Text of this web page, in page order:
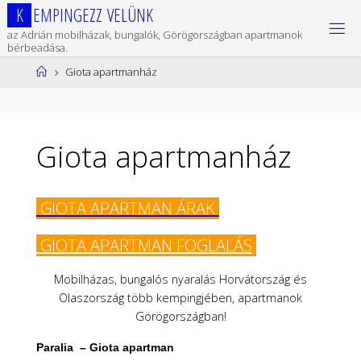
Ugrás
tartalomhoz
K EMPINGEZZ VELÜNK
az Adrián mobilházak, bungalók, Görögországban apartmanok
bérbeadása.
Kezdőlap
Giota apartmanház
Giota apartmanház
GIOTA APARTMAN ÁRAK
GIOTA APARTMAN FOGLALÁS
Mobilházas, bungalós nyaralás Horvátország és
Olaszország több kempingjében, apartmanok
Görögországban!
Paralia – Giota apartman